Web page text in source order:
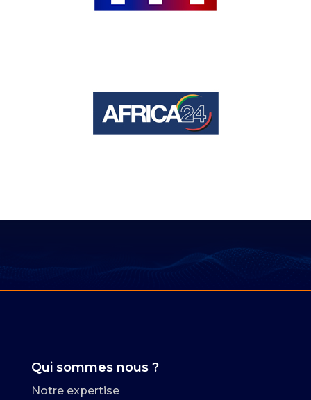
Qui sommes nous ?
Notre expertise